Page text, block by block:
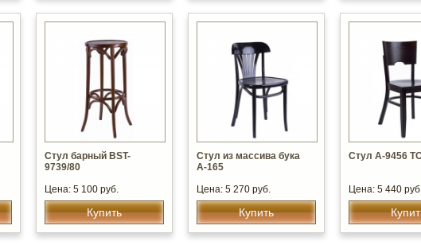
Стул барный BST-
9739/80
Цена: 5 100 руб.
Купить
Стул из массива бука
А-165
Цена: 5 270 руб.
Купить
Стул А-9456
Цена: 5 440